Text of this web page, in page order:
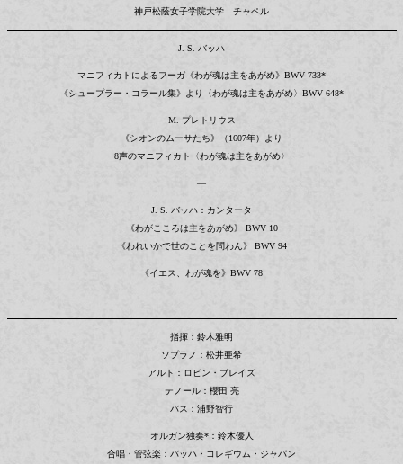
神戸松蔭女子学院大学 チャペル
J. S. バッハ
マニフィカトによるフーガ《わが魂は主をあがめ》BWV 733*
《シュープラー・コラール集》より〈わが魂は主をあがめ〉BWV 648*
M. プレトリウス
《シオンのムーサたち》（1607年）より
8声のマニフィカト〈わが魂は主をあがめ〉
—
J. S. バッハ：カンタータ
《わがこころは主をあがめ》 BWV 10
《われいかで世のことを問わん》 BWV 94
《イエス、わが魂を》BWV 78
指揮：鈴木雅明
ソプラノ：松井亜希
アルト：ロビン・ブレイズ
テノール：櫻田 亮
バス：浦野智行
オルガン独奏*：鈴木優人
合唱・管弦楽：バッハ・コレギウム・ジャパン